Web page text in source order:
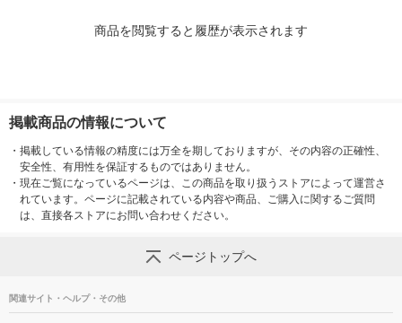
商品を閲覧すると履歴が表示されます
掲載商品の情報について
・ 掲載している情報の精度には万全を期しておりますが、その内容の正確性、
安全性、有用性を保証するものではありません。
・ 現在ご覧になっているページは、この商品を取り扱うストアによって運営さ
れています。ページに記載されている内容や商品、ご購入に関するご質問
は、直接各ストアにお問い合わせください。
ページトップへ
関連サイト・ヘルプ・その他